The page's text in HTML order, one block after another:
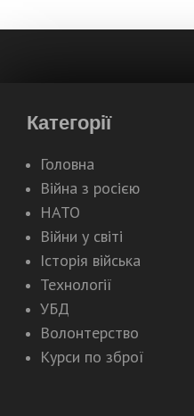
Категорії
Головна
Війна з росією
НАТО
Війни у світі
Історія війська
Технології
УБД
Волонтерство
Курси по зброї